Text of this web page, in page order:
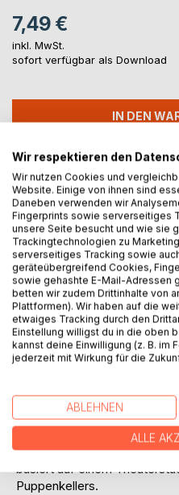
7,49 €
inkl. MwSt.
sofort verfügbar als Download
IN DEN
Auf die Merkliste
Titel bewerten
BESCHREIBUNG
Der Nikolaus ist krank, und
auszufallen. Knecht
Nikolaus zu helfen?
Ein spannendes Advents-
Diese reich bebilderte
basiert auf einem
Puppenkellers.
Wir respektieren den
Wir nutzen Cookies und
Website. Einige von ihnen sind
Daneben verwenden wir
Fingerprints sowie serverseitiges
unsere Seite besucht und wie sie
Trackingtechnologien zu
serverseitiges Tracking sowie
geräteübergreifend Cookies,
sowie gehashte E-Mail-Adressen
betten wir zudem Drittinhalte von
Plattformen). Wir haben auf die
etwaiges Tracking durch den
Einstellung willigst du in die oben
kannst deine Einwilligung (z. B. im
jederzeit mit Wirkung für die
ABLEHNEN
ALLE